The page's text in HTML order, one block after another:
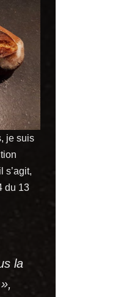
je suis
s’agit,
du 13
la